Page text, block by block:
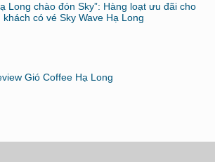
Long chào đón Sky”: Hàng loạt ưu đãi cho
khách có vé Sky Wave Hạ Long
Gió Coffee Hạ Long